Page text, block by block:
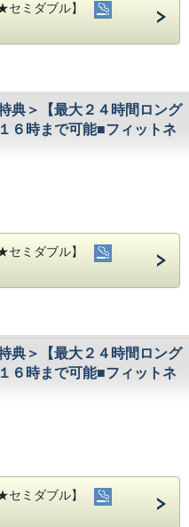
セミダブル】
典＞【最大２４時間ロング
６時まで可能■フィットネ
セミダブル】
典＞【最大２４時間ロング
６時まで可能■フィットネ
セミダブル】